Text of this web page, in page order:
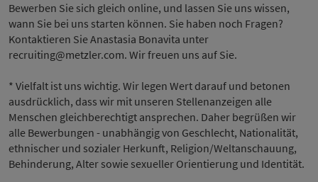
Bewerben Sie sich gleich online, und lassen Sie uns wissen,
wann Sie bei uns starten können. Sie haben noch Fragen?
Kontaktieren Sie Anastasia Bonavita unter
recruiting@metzler.com. Wir freuen uns auf Sie.
* Vielfalt ist uns wichtig. Wir legen Wert darauf und betonen
ausdrücklich, dass wir mit unseren Stellenanzeigen alle
Menschen gleichberechtigt ansprechen. Daher begrüßen wir
alle Bewerbungen - unabhängig von Geschlecht, Nationalität,
ethnischer und sozialer Herkunft, Religion/Weltanschauung,
Behinderung, Alter sowie sexueller Orientierung und Identität.